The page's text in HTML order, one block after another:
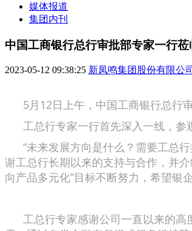
媒体报道
集团内刊
中国工商银行总行审批部专家一行
2023-05-12 09:38:25 新凤鸣集团股份有限公司
5月12日上午，中国工商银行总行审
工总行专家一行首先深入一线，参
“未来发展方向是什么？需要工总行
谢工总行长期以来的支持与合作，并
向产品多元化”目标不断努力，希望银
工总行专家感谢公司一直以来的高